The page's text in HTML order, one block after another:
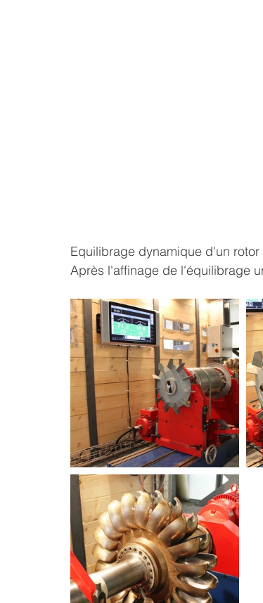
Equilibrage dynamique d'un
Après l'affinage de l'équilibrage